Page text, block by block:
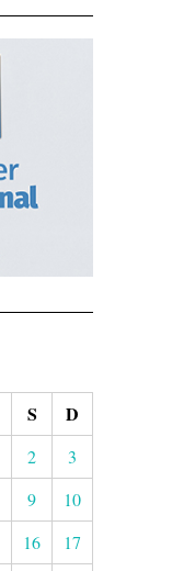
S D
2
3
9
10
16
17